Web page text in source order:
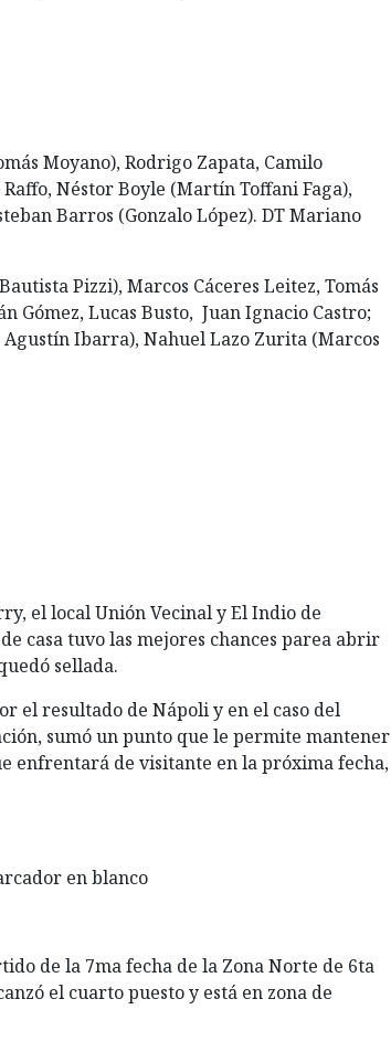
Moyano), Rodrigo Zapata, Camilo
Néstor Boyle (Martín Toffani Faga),
Barros (Gonzalo López). DT Mariano
Pizzi), Marcos Cáceres Leitez, Tomás
Gómez, Lucas Busto, Juan Ignacio Castro;
Ibarra), Nahuel Lazo Zurita (Marcos
el local Unión Vecinal y El Indio de
casa tuvo las mejores chances parea abrir
sellada.
el resultado de Nápoli y en el caso del
sumó un punto que le permite mantener
enfrentará de visitante en la próxima fecha,
en blanco
de la 7ma fecha de la Zona Norte de 6ta
el cuarto puesto y está en zona de